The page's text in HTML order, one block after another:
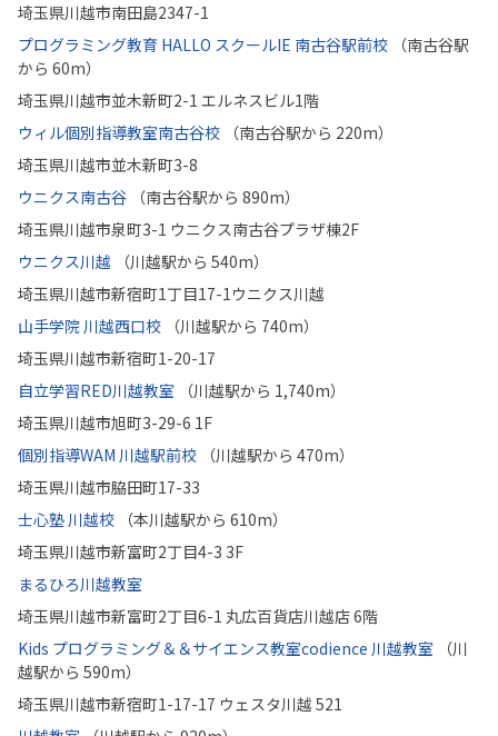
埼玉県川越市南田島2347-1
プログラミング教育 HALLO スクールIE 南古谷駅前校
（南古谷駅
から 60m）
埼玉県川越市並木新町2-1 エルネスビル1階
ウィル個別指導教室南古谷校
（南古谷駅から 220m）
埼玉県川越市並木新町3-8
ウニクス南古谷
（南古谷駅から 890m）
埼玉県川越市泉町3-1 ウニクス南古谷プラザ棟2F
ウニクス川越
（川越駅から 540m）
埼玉県川越市新宿町1丁目17-1ウニクス川越
山手学院 川越西口校
（川越駅から 740m）
埼玉県川越市新宿町1-20-17
自立学習RED川越教室
（川越駅から 1,740m）
埼玉県川越市旭町3-29-6 1F
個別指導WAM 川越駅前校
（川越駅から 470m）
埼玉県川越市脇田町17-33
士心塾 川越校
（本川越駅から 610m）
埼玉県川越市新富町2丁目4-3 3F
まるひろ川越教室
埼玉県川越市新富町2丁目6-1 丸広百貨店川越店 6階
Kids プログラミング＆＆サイエンス教室codience 川越教室
（川
越駅から 590m）
埼玉県川越市新宿町1-17-17 ウェスタ川越 521